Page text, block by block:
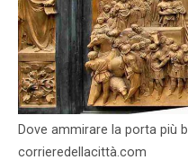
Dove ammirare la porta più
corrieredellacittà.com